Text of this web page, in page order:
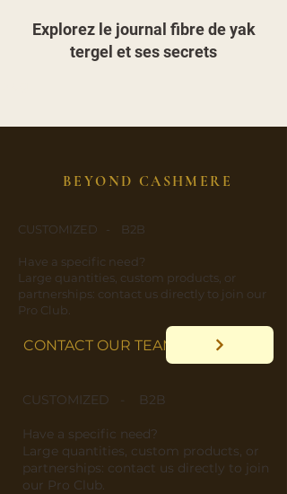
Explorez le journal fibre de yak
tergel et ses secrets
BEYOND CASHMERE
CUSTOMIZED - B2B
​Have a specific need?
​Large quantities, custom products, or
partnerships: contact us directly to join our
Pro Club.
CONTACT OUR TEAM
CUSTOMIZED - B2B
​Have a specific need?
​Large quantities, custom products, or
partnerships: contact us directly to join
our Pro Club.